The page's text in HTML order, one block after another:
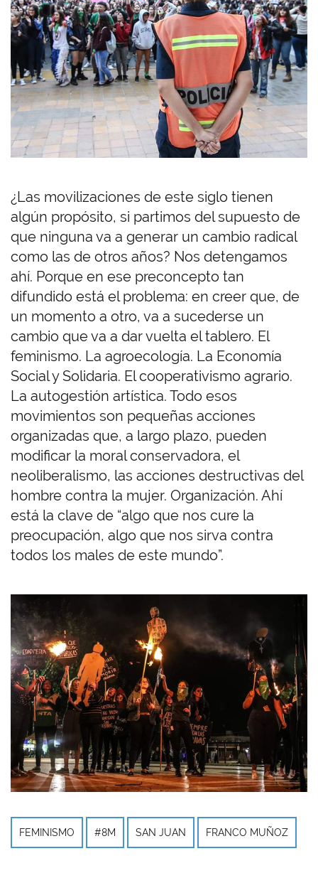
¿Las movilizaciones de este siglo tienen
algún propósito, si partimos del supuesto de
que ninguna va a generar un cambio radical
como las de otros años? Nos detengamos
ahí. Porque en ese preconcepto tan
difundido está el problema: en creer que, de
un momento a otro, va a sucederse un
cambio que va a dar vuelta el tablero. El
feminismo. La agroecología. La Economía
Social y Solidaria. El cooperativismo agrario.
La autogestión artística. Todo esos
movimientos son pequeñas acciones
organizadas que, a largo plazo, pueden
modificar la moral conservadora, el
neoliberalismo, las acciones destructivas del
hombre contra la mujer. Organización. Ahí
está la clave de “algo que nos cure la
preocupación, algo que nos sirva contra
todos los males de este mundo”.
FEMINISMO #8M SAN JUAN FRANCO MUÑOZ